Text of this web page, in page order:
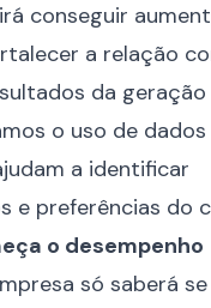
conseguir
a relação
da geração
o uso de dados
a identificar
e preferências do
o desempenho
só saberá se